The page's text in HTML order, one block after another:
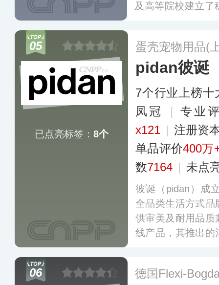
及高等院校建立了
式进军欧美、日韩
05
已点亮标签： 8个
蛋壳宠物用品(
pidan彼诞
7个行业上榜十
凤冠
|
专业
x121 | 注册资
单品评价400万
数7164 | 未点
彼诞（pidan）成
全品类生活方式
供审美及耐用品质
线产品，其推出的
10多个国家和地
06 德国Flexi-